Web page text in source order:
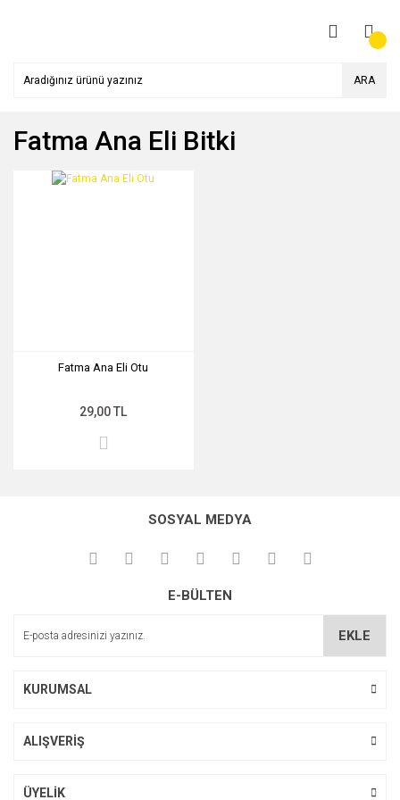
ARA
Fatma Ana Eli Bitki
Fatma Ana Eli Otu
29,00 TL
SOSYAL MEDYA
E-BÜLTEN
EKLE
KURUMSAL
ALIŞVERİŞ
ÜYELİK